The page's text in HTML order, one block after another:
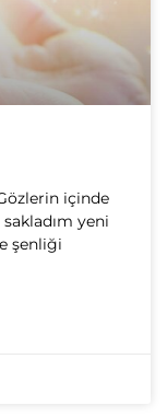
içinde
yeni
şenliği